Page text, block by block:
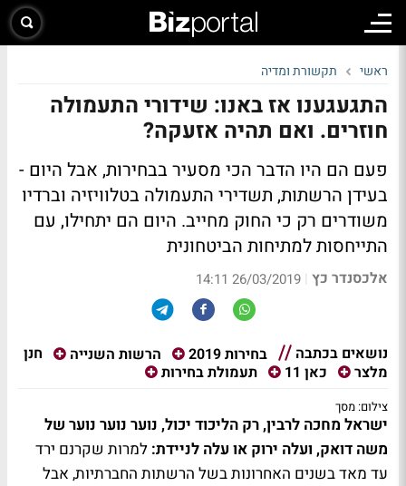
ראשי תקשורת ומדיה
התגעגענו אז באנו: שידורי התעמולה
חוזרים. ואם תהיה אזעקה?
פעם הם היו הדבר הכי מסעיר בבחירות, אבל היום -
בעידן הרשתות, תשדירי התעמולה בטלוויזיה וברדיו
משודרים רק כי החוק מחייב. היום הם יתחילו, עם
התייחסות למתיחות הביטחונית
אלכסנדר כץ |
26/03/2019 14:11
נושאים בכתבה בחירות 2019 הרשות השנייה
חנן
מלצר
כאן 11 תעמולת בחירות
צילום: מסך
ישראל מחכה לרבין, רק הליכוד יכול, נוער נוער נוער של
משה דואק, ועלה ירוק או עלה לניידת: למרות שקרנם ירד
עד מאד בשנים האחרונות בשל הרשתות החברתיות, אבל